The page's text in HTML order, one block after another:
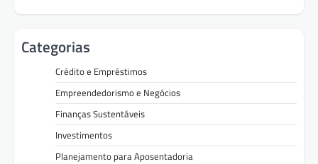
Categorias
Crédito e Empréstimos
Empreendedorismo e Negócios
Finanças Sustentáveis
Investimentos
Planejamento para Aposentadoria